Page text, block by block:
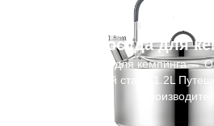
Посуда для
Посуда для кемпинга→
нержавеющей стали 1.2L
Производитель